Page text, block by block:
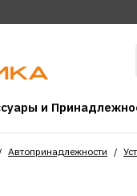
и
Автопринадлежности